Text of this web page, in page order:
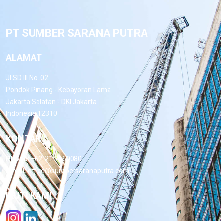
PT SUMBER SARANA PUTRA
ALAMAT
Jl.SD III No. 02
Pondok Pinang - Kebayoran Lama
Jakarta Selatan - DKI Jakarta
Indonesia 12310
KONTAK
Phone: +62-21 7660080
Email:office@sumbersaranaputra.com
IKUTI KAMI